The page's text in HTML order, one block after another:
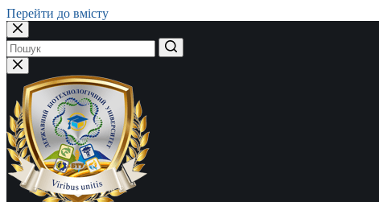
Перейти до вмісту
Немає
результатів